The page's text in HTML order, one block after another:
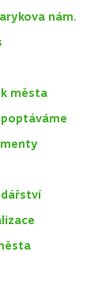
nám.
města